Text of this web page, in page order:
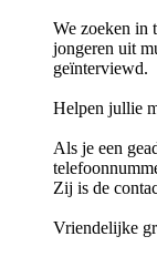
We zoeken in
jongeren uit
geïnterviewd.
Helpen jullie
Als je een
Zij is de
Vriendelijke